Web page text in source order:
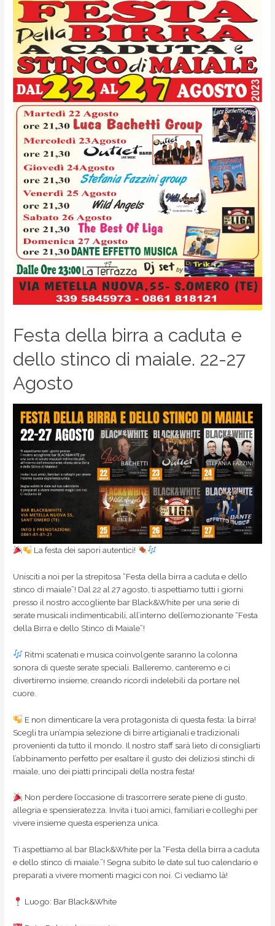
Festa della birra a caduta e
dello stinco di maiale. 22-27
Agosto
La festa dei sapori autentici!
Unisciti a noi per la strepitosa “Festa della birra a caduta e dello
stinco di maiale”! Dal 22 al 27 agosto, ti aspettiamo tutti i giorni
presso il nostro accogliente bar Black&White per una serie di
serate musicali indimenticabili, all’interno dell’emozionante “Festa
della Birra e dello Stinco di Maiale”!
Ritmi scatenati e musica coinvolgente saranno la colonna
sonora di queste serate speciali. Balleremo, canteremo e ci
divertiremo insieme, creando ricordi indelebili da portare nel
cuore.
E non dimenticare la vera protagonista di questa festa: la birra!
Scegli tra un’ampia selezione di birre artigianali e tradizionali
provenienti da tutto il mondo. Il nostro staff sarà lieto di consigliarti
l’abbinamento perfetto per esaltare il gusto dei deliziosi stinchi di
maiale, uno dei piatti principali della nostra festa!
Non perdere l’occasione di trascorrere serate piene di gusto,
allegria e spensieratezza. Invita i tuoi amici, familiari e colleghi per
vivere insieme questa esperienza unica.
Ti aspettiamo al bar Black&White per la “Festa della birra a caduta
e dello stinco di maiale.”! Segna subito le date sul tuo calendario e
preparati a vivere momenti magici con noi. Ci vediamo là!
Luogo: Bar Black&White